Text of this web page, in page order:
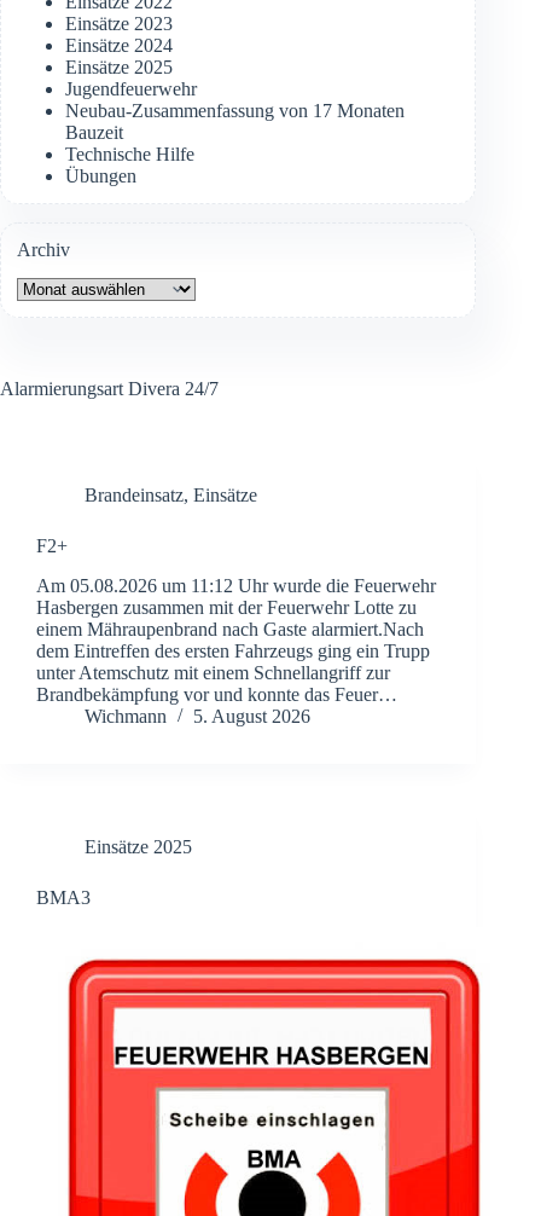
Alarmierungsart Divera 24/7
Brandeinsatz, Einsätze
F2+
Am 05.08.2026 um 11:12 Uhr wurde die Feuerwehr
Hasbergen zusammen mit der Feuerwehr Lotte zu
einem Mähraupenbrand nach Gaste alarmiert.Nach
dem Eintreffen des ersten Fahrzeugs ging ein Trupp
unter Atemschutz mit einem Schnellangriff zur
Brandbekämpfung vor und konnte das Feuer…
Wichmann
5. August 2026
Einsätze 2025
BMA3
Einsätze 2023
Einsätze 2024
Einsätze 2025
Jugendfeuerwehr
Neubau-Zusammenfassung von 17 Monaten
Bauzeit
Technische Hilfe
Übungen
Archiv
Archiv